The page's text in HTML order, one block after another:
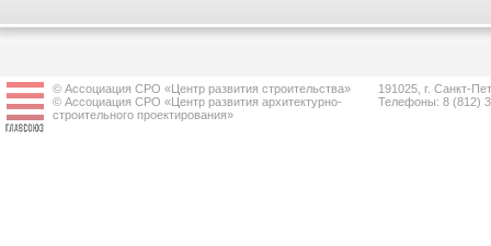
© Ассоциация СРО «Центр развития строительства»
© Ассоциация СРО «Центр развития архитектурно-
строительного проектирования»
191025, г. Санкт-
Телефоны: 8 (812)